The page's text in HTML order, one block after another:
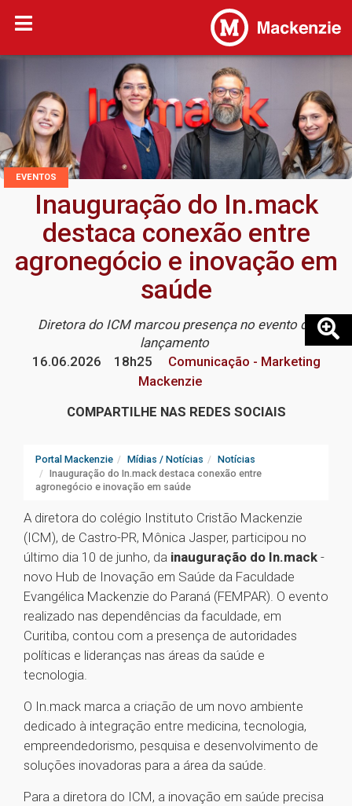
EVENTOS
Inauguração do In.mack
destaca conexão entre
agronegócio e inovação em
saúde
Diretora do ICM marcou presença no evento de
lançamento
16.06.2026
18h25
Comunicação - Marketing
Mackenzie
COMPARTILHE NAS REDES SOCIAIS
Portal Mackenzie Mídias / Notícias
Notícias
Inauguração do In.mack destaca conexão entre
agronegócio e inovação em saúde
A diretora do colégio Instituto Cristão Mackenzie
(ICM), de Castro-PR, Mônica Jasper, participou no
último dia 10 de junho, da inauguração do In.mack -
novo Hub de Inovação em Saúde da Faculdade
Evangélica Mackenzie do Paraná (FEMPAR). O evento
realizado nas dependências da faculdade, em
Curitiba, contou com a presença de autoridades
políticas e lideranças nas áreas da saúde e
tecnologia.
O In.mack marca a criação de um novo ambiente
dedicado à integração entre medicina, tecnologia,
empreendedorismo, pesquisa e desenvolvimento de
soluções inovadoras para a área da saúde.
Para a diretora do ICM, a inovação em saúde precisa